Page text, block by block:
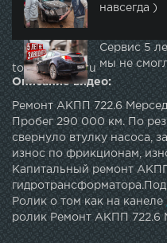
навсегда )
Сервис 5
мы не
topautotube.ru
Описание видео:
Ремонт АКПП 722.6
Пробег 290 000 км. По
свернуло втулку насоса,
износ по фрикционам,
Капитальный ремонт
Ролик о том как на канеле
ролик Ремонт АКПП 722.6